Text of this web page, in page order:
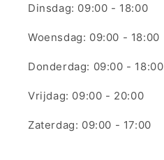
Dinsdag: 09:00 - 18:00
Woensdag: 09:00 - 18:00
Donderdag: 09:00 - 18:00
Vrijdag: 09:00 - 20:00
Zaterdag: 09:00 - 17:00